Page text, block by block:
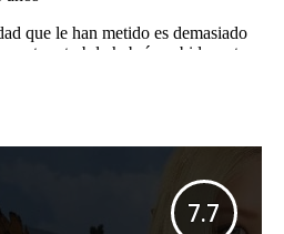
7.7